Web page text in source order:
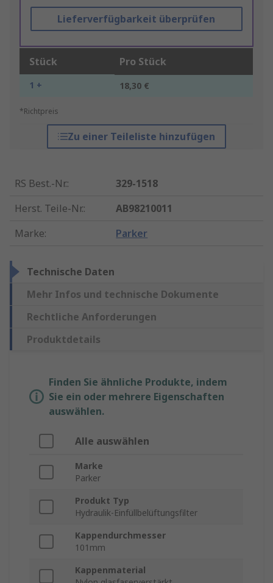
Lieferverfügbarkeit überprüfen
Stück Pro Stück
1 + 18,30 €
*Richtpreis
Zu einer Teileliste hinzufügen
RS Best.-Nr.:
329-1518
Herst. Teile-Nr.:
AB98210011
Marke: Parker
Technische Daten
Mehr Infos und technische Dokumente
Rechtliche Anforderungen
Produktdetails
Finden Sie ähnliche Produkte, indem
Sie ein oder mehrere Eigenschaften
auswählen.
Alle auswählen
Marke
Parker
Produkt Typ
Hydraulik-Einfüllbelüftungsfilter
Kappendurchmesser
101mm
Kappenmaterial